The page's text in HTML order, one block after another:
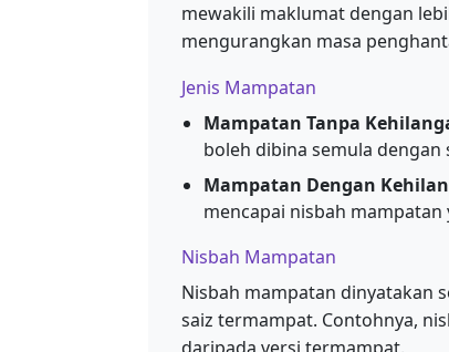
mewakili maklumat dengan
mengurangkan masa
Jenis Mampatan
Mampatan Tanpa
boleh dibina semula dengan
Mampatan Dengan
mencapai nisbah mampatan
Nisbah Mampatan
Nisbah mampatan dinyatakan
saiz termampat. Contohnya,